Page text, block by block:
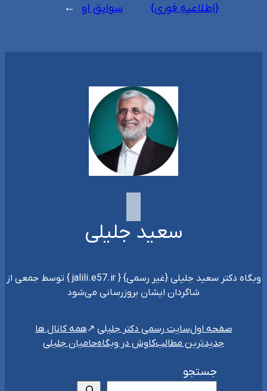
{اطلاعیه فوری}
سوابق او →
سعید جلیلی
وبگاه دکتر سعید جلیلی {غیر رسمی} { jalili.e57.ir } توسط جمعی از
شاگردان ایشان بروزرسانی می‌شود
صفحه اولسایت رسمی دکتر جلیلی
همه کانال ها
جدیدترین مطالبکاوش در وبگاهحامیان جلیلی
جستجو